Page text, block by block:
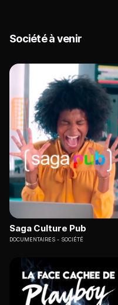
Société à venir
Saga Culture Pub
DOCUMENTAIRES SOCIÉTÉ